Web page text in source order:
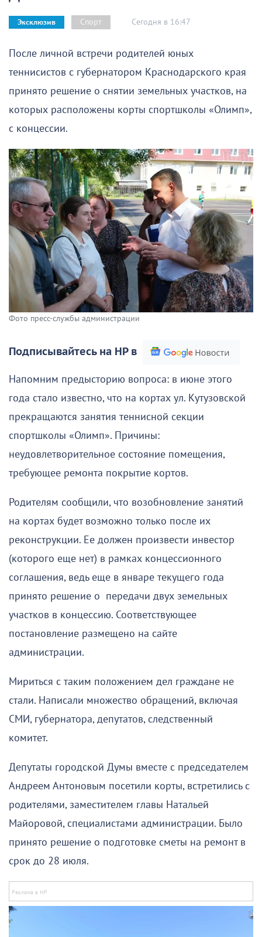
Эксклюзив Спорт Сегодня в 16:47
После личной встречи родителей юных
теннисистов с губернатором Краснодарского края
принято решение о снятии земельных участков, на
которых расположены корты спортшколы «Олимп»,
с концессии.
Фото пресс-службы администрации
Подписывайтесь на НР в
Напомним предысторию вопроса: в июне этого
года стало известно, что на кортах ул. Кутузовской
прекращаются занятия теннисной секции
спортшколы «Олимп». Причины:
неудовлетворительное состояние помещения,
требующее ремонта покрытие кортов.
Родителям сообщили, что возобновление занятий
на кортах будет возможно только после их
реконструкции. Ее должен произвести инвестор
(которого еще нет) в рамках концессионного
соглашения, ведь еще в январе текущего года
принято решение о передачи двух земельных
участков в концессию. Соответствующее
постановление размещено на сайте
администрации.
Мириться с таким положением дел граждане не
стали. Написали множество обращений, включая
СМИ, губернатора, депутатов, следственный
комитет.
Депутаты городской Думы вместе с председателем
Андреем Антоновым посетили корты, встретились с
родителями, заместителем главы Натальей
Майоровой, специалистами администрации. Было
принято решение о подготовке сметы на ремонт в
срок до 28 июля.